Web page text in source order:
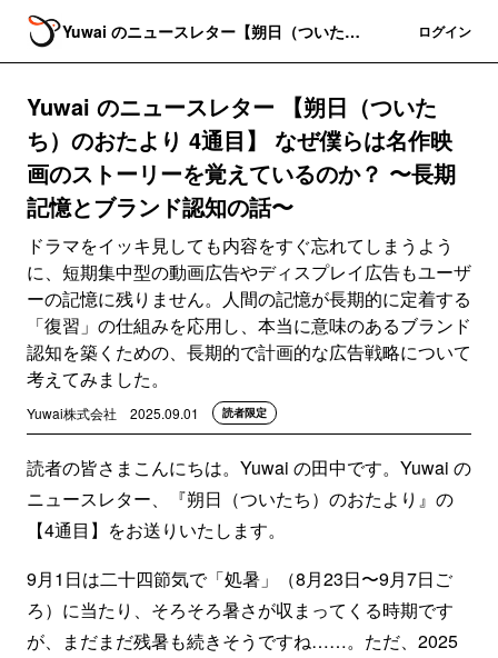
Yuwai のニュースレター【朔日（ついた
ログイン
Yuwai のニュースレター 【朔日（ついた
ち）のおたより 4通目】 なぜ僕らは名作映
画のストーリーを覚えているのか？ 〜長期
記憶とブランド認知の話〜
ドラマをイッキ見しても内容をすぐ忘れてしまうよう
に、短期集中型の動画広告やディスプレイ広告もユーザ
ーの記憶に残りません。人間の記憶が長期的に定着する
「復習」の仕組みを応用し、本当に意味のあるブランド
認知を築くための、長期的で計画的な広告戦略について
考えてみました。
Yuwai株式会社 2025.09.01 読者限定
読者の皆さまこんにちは。Yuwai の田中です。Yuwai の
ニュースレター、『朔日（ついたち）のおたより』の
【4通目】をお送りいたします。
9月1日は二十四節気で「処暑」（8月23日〜9月7日ご
ろ）に当たり、そろそろ暑さが収まってくる時期です
が、まだまだ残暑も続きそうですね……。ただ、2025